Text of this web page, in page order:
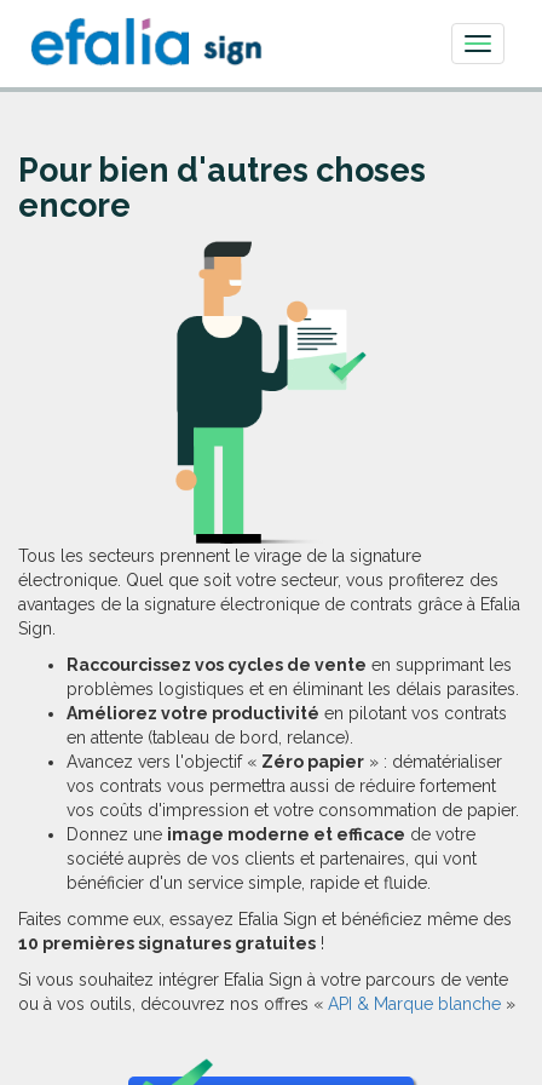
Toggle
Pour bien d'autres choses
encore
Tous les secteurs prennent le virage de la signature
électronique. Quel que soit votre secteur, vous profiterez des
avantages de la signature électronique de contrats grâce à Efalia
Sign.
Raccourcissez vos cycles de vente en supprimant les
problèmes logistiques et en éliminant les délais parasites.
Améliorez votre productivité en pilotant vos contrats
en attente (tableau de bord, relance).
Avancez vers l'objectif « Zéro papier » : dématérialiser
vos contrats vous permettra aussi de réduire fortement
vos coûts d'impression et votre consommation de papier.
Donnez une image moderne et efficace de votre
société auprès de vos clients et partenaires, qui vont
bénéficier d'un service simple, rapide et fluide.
Faites comme eux, essayez Efalia Sign et bénéficiez même des
10 premières signatures gratuites !
Si vous souhaitez intégrer Efalia Sign à votre parcours de vente
ou à vos outils, découvrez nos offres « API & Marque blanche »